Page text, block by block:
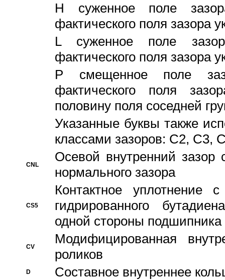
H суженное поле
фактического поля зазора
L суженное поле
фактического поля зазора
P смещенное поле
фактического поля
половину поля соседней
Указанные буквы также
классами зазоров: С2,
CNL
Осевой внутренний зазор
нормального зазора
CS5
Контактное уплотнение
гидрированного
одной стороны подшипника
CV
Модифицированная
роликов
D Составное внутреннее